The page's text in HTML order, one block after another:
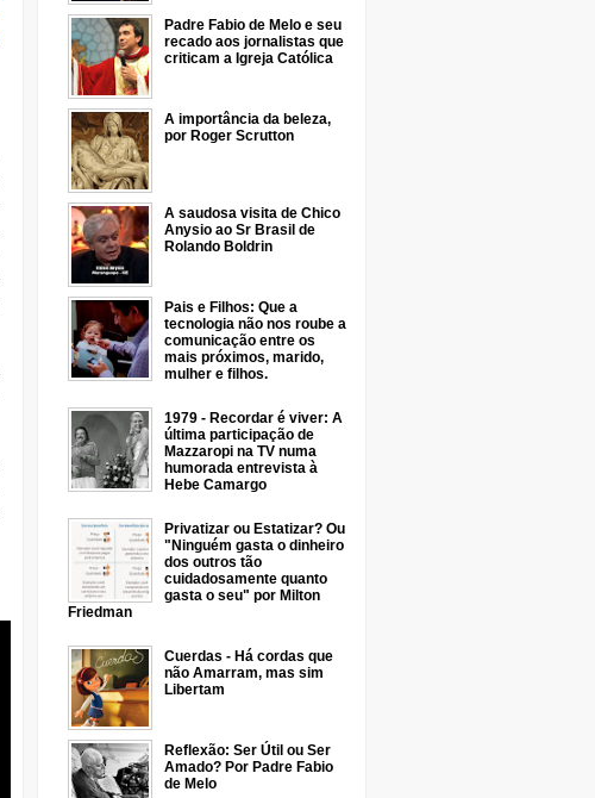
Padre Fabio de Melo e seu
recado aos jornalistas que
criticam a Igreja Católica
A importância da beleza,
por Roger Scrutton
A saudosa visita de Chico
Anysio ao Sr Brasil de
Rolando Boldrin
Pais e Filhos: Que a
tecnologia não nos roube a
comunicação entre os
mais próximos, marido,
mulher e filhos.
1979 - Recordar é viver: A
última participação de
Mazzaropi na TV numa
humorada entrevista à
Hebe Camargo
Privatizar ou Estatizar? Ou
"Ninguém gasta o dinheiro
dos outros tão
cuidadosamente quanto
gasta o seu" por Milton
Friedman
Cuerdas - Há cordas que
não Amarram, mas sim
Libertam
Reflexão: Ser Útil ou Ser
Amado? Por Padre Fabio
de Melo